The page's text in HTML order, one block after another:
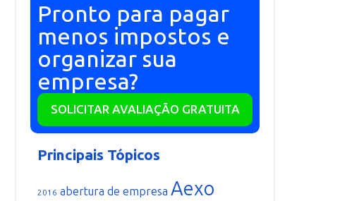
Pronto para pagar
menos impostos e
organizar sua
empresa?
SOLICITAR AVALIAÇÃO GRATUITA
Principais Tópicos
2016 abertura de empresa Aexo